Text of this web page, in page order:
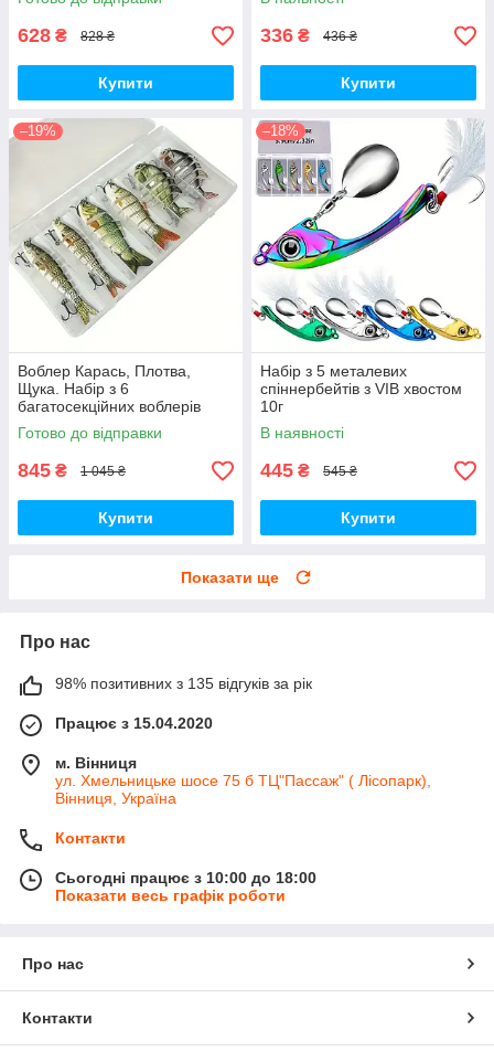
628 ₴ 828 ₴
Купити
336 ₴ 436 ₴
Купити
–19%
Воблер Карась, Плотва,
Щука. Набір з 6
багатосекційних воблерів
Готово до відправки
845 ₴ 1 045 ₴
Купити
–18%
Набір з 5 металевих
спіннербейтів з VIB хвостом
10г
В наявності
445 ₴ 545 ₴
Купити
Показати ще
Про нас
98% позитивних з 135 відгуків за рік
Працює з 15.04.2020
м. Вінниця
ул. Хмельницьке шосе 75 б ТЦ"Пассаж" ( Лісопарк),
Вінниця, Україна
Контакти
Сьогодні працює з 10:00 до 18:00
Показати весь графік роботи
Про нас
Контакти